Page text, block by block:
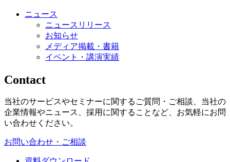
ニュース
ニュースリリース
お知らせ
メディア掲載・書籍
イベント・講演実績
Contact
当社のサービスやセミナーに関するご質問・ご相談、当社の
企業情報やニュース、採用に関することなど、お気軽にお問
い合わせください。
お問い合わせ・ご相談